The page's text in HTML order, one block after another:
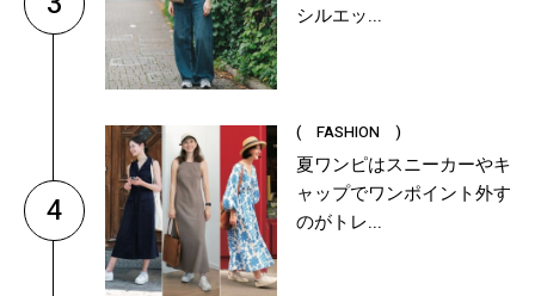
シルエッ...
4
( FASHION )
夏ワンピはスニーカーやキ
ャップでワンポイント外す
のがトレ...